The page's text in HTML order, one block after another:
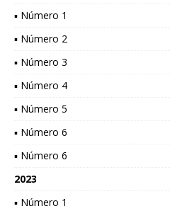
▪ Número 1
▪ Número 2
▪ Número 3
▪ Número 4
▪ Número 5
▪ Número 6
▪ Número 6
2023
▪ Número 1